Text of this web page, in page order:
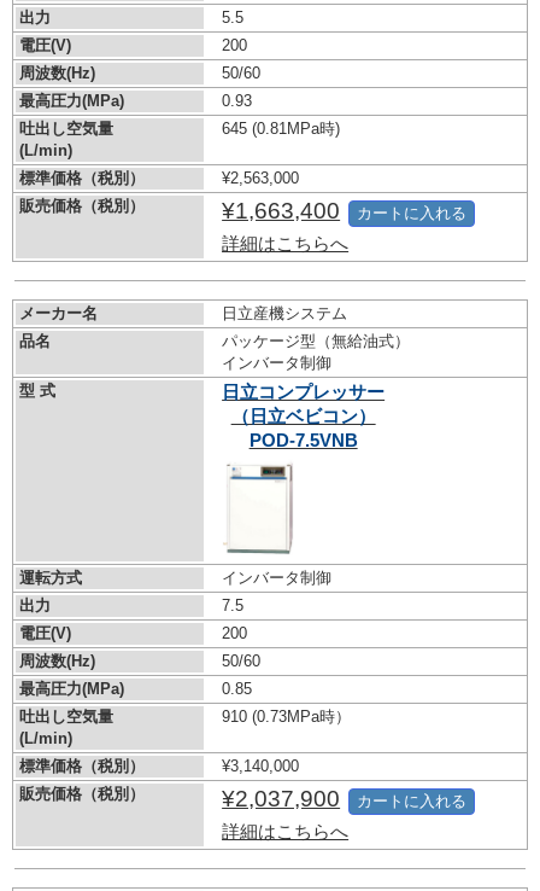
出力
5.5
電圧(V)
200
周波数(Hz)
50/60
最高圧力(MPa)
0.93
吐出し空気量
(L/min)
645(0.81MPa時)
標準価格（税別）
¥2,563,000
販売価格（税別）
¥1,663,400
詳細はこちらへ
カートに入れる
メーカー名
日立産機システム
品名
パッケージ型（無給油式）
インバータ制御
型 式
日立コンプレッサー
（日立ベビコン）
POD-7.5VNB
運転方式
インバータ制御
出力
7.5
電圧(V)
200
周波数(Hz)
50/60
最高圧力(MPa)
0.85
吐出し空気量
(L/min)
910(0.73MPa時）
標準価格（税別）
¥3,140,000
販売価格（税別）
¥2,037,900
詳細はこちらへ
カートに入れる